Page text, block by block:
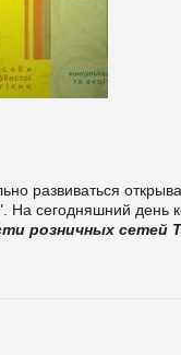
развиваться
На сегодняшний день
розничных сетей